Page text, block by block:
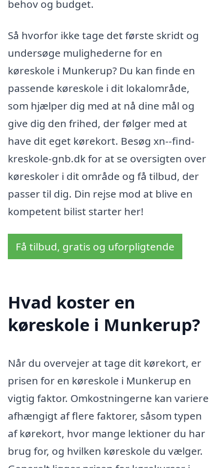
behov og budget.
Så hvorfor ikke tage det første skridt og
undersøge mulighederne for en
køreskole i Munkerup? Du kan finde en
passende køreskole i dit lokalområde,
som hjælper dig med at nå dine mål og
give dig den frihed, der følger med at
have dit eget kørekort. Besøg xn--find-
kreskole-gnb.dk for at se oversigten over
køreskoler i dit område og få tilbud, der
passer til dig. Din rejse mod at blive en
kompetent bilist starter her!
Få tilbud, gratis og uforpligtende
Hvad koster en
køreskole i Munkerup?
Når du overvejer at tage dit kørekort, er
prisen for en køreskole i Munkerup en
vigtig faktor. Omkostningerne kan variere
afhængigt af flere faktorer, såsom typen
af kørekort, hvor mange lektioner du har
brug for, og hvilken køreskole du vælger.